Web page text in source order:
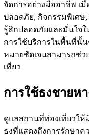
จัดการอย่างมืออาชีพ เ
ปลอดภัย, กิจกรรมพิเศษ,
รู้สึกปลอดภัยและมั่นใจใ
การใช้บริการในพื้นที่นั้
หมายชัดเจนสามารถช่
เที่ยว
การใช้ธงชายห
ดูแลสถานที่ท่องเที่ยวให้
ธงที่แสดงถึงการรักษา